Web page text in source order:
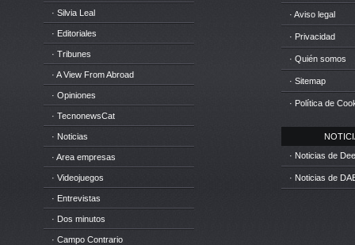
· Silvia Leal
· Editoriales
· Tribunes
· A View From Abroad
· Opiniones
· TecnonewsCat
· Noticias
· Area empresas
· Videojuegos
· Entrevistas
· Dos minutos
· Campo Contrario
· Aviso legal
· Privacidad
· Quién somos
· Sitemap
· Política de
· Noticias de
· Noticias de